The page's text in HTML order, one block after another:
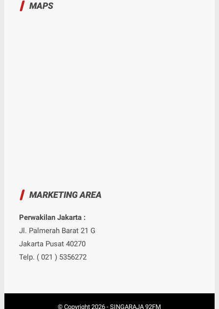
MAPS
MARKETING AREA
Perwakilan Jakarta :
Jl. Palmerah Barat 21 G
Jakarta Pusat 40270
Telp. ( 021 ) 5356272
© Copyright2026 -SINGARAJA 92FM